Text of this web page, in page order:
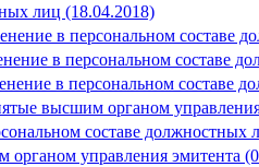
лиц (18.04.2018)
в персональном составе
в персональном составе
в персональном составе
высшим органом
составе должностных
управления эмитента